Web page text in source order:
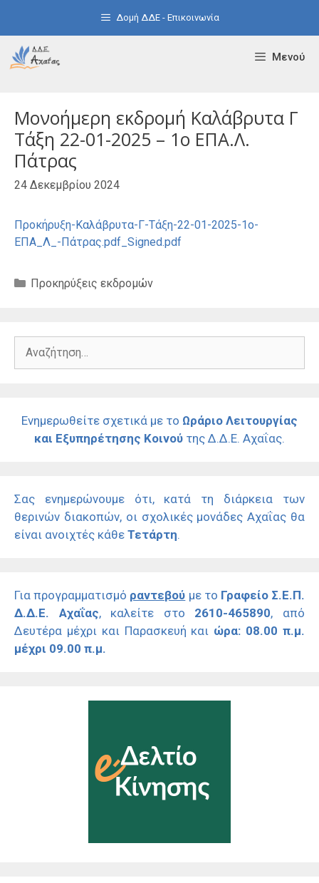
Δομή ΔΔΕ - Επικοινωνία
Μενού
Μονοήμερη εκδρομή Καλάβρυτα Γ
Τάξη 22-01-2025 – 1ο ΕΠΑ.Λ.
Πάτρας
24 Δεκεμβρίου 2024
Προκήρυξη-Καλάβρυτα-Γ-Τάξη-22-01-2025-1ο-
ΕΠΑ_Λ_-Πάτρας.pdf_Signed.pdf
Κατηγορίες
Προκηρύξεις εκδρομών
Αναζήτηση
Ενημερωθείτε σχετικά με το Ωράριο Λειτουργίας
και Εξυπηρέτησης Κοινού της Δ.Δ.Ε. Αχαΐας.
Σας ενημερώνουμε ότι, κατά τη διάρκεια των
θερινών διακοπών, οι σχολικές μονάδες Αχαΐας θα
είναι ανοιχτές κάθε Τετάρτη.
Για προγραμματισμό ραντεβού με το Γραφείο Σ.Ε.Π.
Δ.Δ.Ε. Αχαΐας, καλείτε στο 2610-465890, από
Δευτέρα μέχρι και Παρασκευή και ώρα: 08.00 π.μ.
μέχρι 09.00 π.μ.